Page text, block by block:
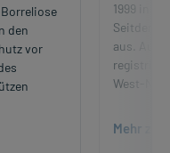
den
vor
1999 in
Seitdem
aus.
West-Nil-
Mehr zu